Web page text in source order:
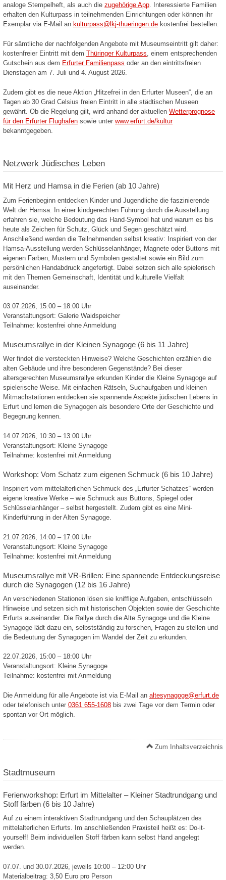
analoge Stempelheft, als auch die zugehörige App. Interessierte Familien
erhalten den Kulturpass in teilnehmenden Einrichtungen oder können ihr
Exemplar via E-Mail an kulturpass@lkj-thueringen.de kostenfrei bestellen.
Für sämtliche der nachfolgenden Angebote mit Museumseintritt gilt daher:
kostenfreier Eintritt mit dem Thüringer Kulturpass, einem entsprechenden
Gutschein aus dem Erfurter Familienpass oder an den eintrittsfreien
Dienstagen am 7. Juli und 4. August 2026.
Zudem gibt es die neue Aktion „Hitzefrei in den Erfurter Museen“, die an
Tagen ab 30 Grad Celsius freien Eintritt in alle städtischen Museen
gewährt. Ob die Regelung gilt, wird anhand der aktuellen Wetterprognose
für den Erfurter Flughafen sowie unter www.erfurt.de/kultur
bekanntgegeben.
Netzwerk Jüdisches Leben
Mit Herz und Hamsa in die Ferien (ab 10 Jahre)
Zum Ferienbeginn entdecken Kinder und Jugendliche die faszinierende
Welt der Hamsa. In einer kindgerechten Führung durch die Ausstellung
erfahren sie, welche Bedeutung das Hand-Symbol hat und warum es bis
heute als Zeichen für Schutz, Glück und Segen geschätzt wird.
Anschließend werden die Teilnehmenden selbst kreativ: Inspiriert von der
Hamsa-Ausstellung werden Schlüsselanhänger, Magnete oder Buttons mit
eigenen Farben, Mustern und Symbolen gestaltet sowie ein Bild zum
persönlichen Handabdruck angefertigt. Dabei setzen sich alle spielerisch
mit den Themen Gemeinschaft, Identität und kulturelle Vielfalt
auseinander.
03.07.2026, 15:00 – 18:00 Uhr
Veranstaltungsort: Galerie Waidspeicher
Teilnahme: kostenfrei ohne Anmeldung
Museumsrallye in der Kleinen Synagoge (6 bis 11 Jahre)
Wer findet die versteckten Hinweise? Welche Geschichten erzählen die
alten Gebäude und ihre besonderen Gegenstände? Bei dieser
altersgerechten Museumsrallye erkunden Kinder die Kleine Synagoge auf
spielerische Weise. Mit einfachen Rätseln, Suchaufgaben und kleinen
Mitmachstationen entdecken sie spannende Aspekte jüdischen Lebens in
Erfurt und lernen die Synagogen als besondere Orte der Geschichte und
Begegnung kennen.
14.07.2026, 10:30 – 13:00 Uhr
Veranstaltungsort: Kleine Synagoge
Teilnahme: kostenfrei mit Anmeldung
Workshop: Vom Schatz zum eigenen Schmuck (6 bis 10 Jahre)
Inspiriert vom mittelalterlichen Schmuck des „Erfurter Schatzes“ werden
eigene kreative Werke – wie Schmuck aus Buttons, Spiegel oder
Schlüsselanhänger – selbst hergestellt. Zudem gibt es eine Mini-
Kinderführung in der Alten Synagoge.
21.07.2026, 14:00 – 17:00 Uhr
Veranstaltungsort: Kleine Synagoge
Teilnahme: kostenfrei mit Anmeldung
Museumsrallye mit VR-Brillen: Eine spannende Entdeckungsreise
durch die Synagogen (12 bis 16 Jahre)
An verschiedenen Stationen lösen sie knifflige Aufgaben, entschlüsseln
Hinweise und setzen sich mit historischen Objekten sowie der Geschichte
Erfurts auseinander. Die Rallye durch die Alte Synagoge und die Kleine
Synagoge lädt dazu ein, selbstständig zu forschen, Fragen zu stellen und
die Bedeutung der Synagogen im Wandel der Zeit zu erkunden.
22.07.2026, 15:00 – 18:00 Uhr
Veranstaltungsort: Kleine Synagoge
Teilnahme: kostenfrei mit Anmeldung
Die Anmeldung für alle Angebote ist via E-Mail an altesynagoge@erfurt.de
oder telefonisch unter 0361 655-1608 bis zwei Tage vor dem Termin oder
spontan vor Ort möglich.
Zum Inhaltsverzeichnis
Stadtmuseum
Ferienworkshop: Erfurt im Mittelalter – Kleiner Stadtrundgang und
Stoff färben (6 bis 10 Jahre)
Auf zu einem interaktiven Stadtrundgang und den Schauplätzen des
mittelalterlichen Erfurts. Im anschließenden Praxisteil heißt es: Do-it-
yourself! Beim individuellen Stoff färben kann selbst Hand angelegt
werden.
07.07. und 30.07.2026, jeweils 10:00 – 12:00 Uhr
Materialbeitrag: 3,50 Euro pro Person